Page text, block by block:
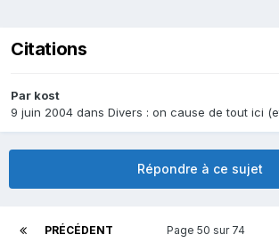
Citations
Par kost
9 juin 2004 dans Divers : on cause de tout ici
Répondre à ce sujet
PRÉCÉDENT Page 50 sur 74